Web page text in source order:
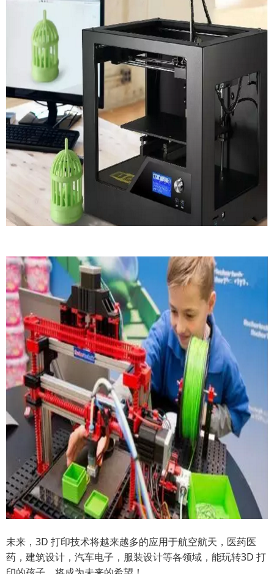
未来，3D 打印技术将越来越多的应用于航空航天，医药医
药，建筑设计，汽车电子，服装设计等各领域，能玩转3D 打